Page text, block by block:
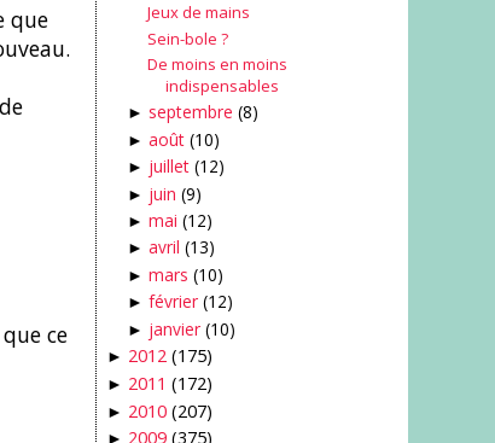
que
ce
Jeux de mains
Sein-bole ?
De moins en moins
indispensables
► septembre (8)
► août (10)
► juillet (12)
► juin (9)
► mai (12)
► avril (13)
► mars (10)
► février (12)
► janvier (10)
► 2012 (175)
► 2011 (172)
► 2010 (207)
► 2009 (375)